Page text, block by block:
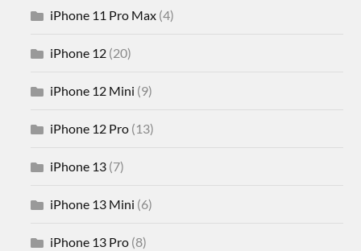
iPhone 11 Pro Max (4)
iPhone 12 (20)
iPhone 12 Mini (9)
iPhone 12 Pro (13)
iPhone 13 (7)
iPhone 13 Mini (6)
iPhone 13 Pro (8)